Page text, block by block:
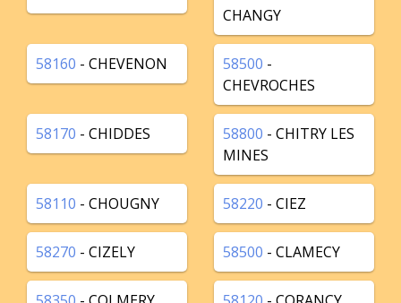
CHANGY
58160 - CHEVENON 58500 -
CHEVROCHES
58170 - CHIDDES 58800 - CHITRY LES
MINES
58110 - CHOUGNY 58220 - CIEZ
58270 - CIZELY 58500 - CLAMECY